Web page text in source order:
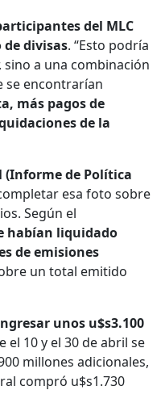
del MLC
divisas. “Esto podría
a una combinación
se encontrarían
más pagos de
de la
(Informe de Política
esa foto sobre
Según el
habían liquidado
de emisiones
un total emitido
unos u$s3.100
el 10 y el 30 de abril se
millones adicionales,
compró u$s1.730